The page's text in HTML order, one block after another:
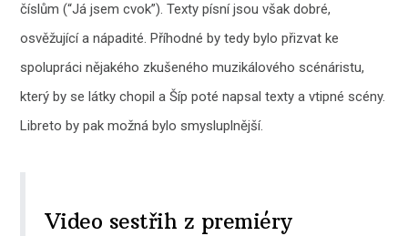
číslům (“Já jsem cvok”). Texty písní jsou však dobré,
osvěžující a nápadité. Příhodné by tedy bylo přizvat ke
spolupráci nějakého zkušeného muzikálového scénáristu,
který by se látky chopil a Šíp poté napsal texty a vtipné scény.
Libreto by pak možná bylo smysluplnější.
Video sestřih z premiéry